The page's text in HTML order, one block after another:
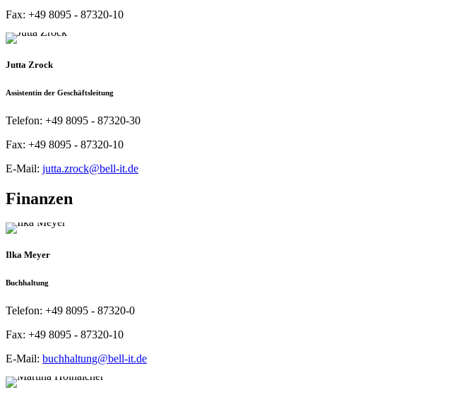
Fax: +49 8095 - 87320-10
Jutta Zrock
Assistentin der Geschäftsleitung
Telefon: +49 8095 - 87320-30
Fax: +49 8095 - 87320-10
E-Mail: jutta.zrock@bell-it.de
Finanzen
Ilka Meyer
Buchhaltung
Telefon: +49 8095 - 87320-0
Fax: +49 8095 - 87320-10
E-Mail: buchhaltung@bell-it.de